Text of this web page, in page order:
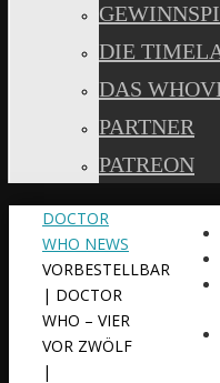
DIE
DAS
PARTNER
PATREON
START
DOCTOR
WHO NEWS
VORBESTELLBAR
| DOCTOR
WHO – VIER
VOR ZWÖLF
|